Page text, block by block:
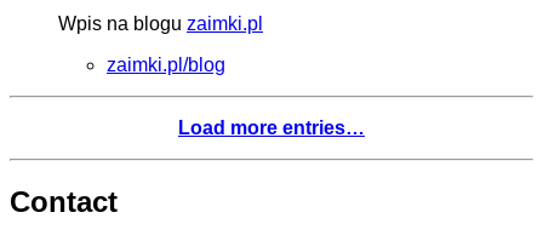
Wpis na blogu zaimki.pl
zaimki.pl/blog
Load more entries…
Contact